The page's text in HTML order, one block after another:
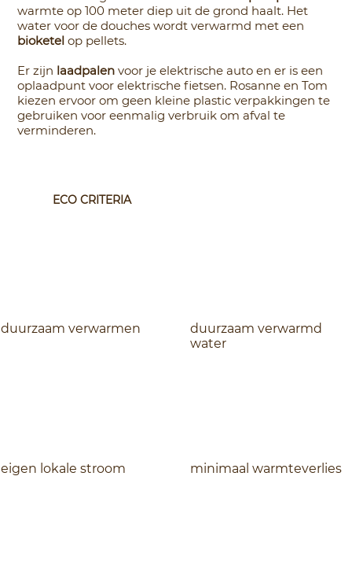
duurzaam verwarmen
duurzaam verwarmd
water
eigen lokale stroom minimaal warmteverlies
warmte op 100 meter diep uit de grond haalt. Het
water voor de douches wordt verwarmd met een
bioketelop pellets.
Er zijn laadpalenvoor je elektrische auto en er is een
oplaadpunt voor elektrische fietsen. Rosanne en Tom
kiezen ervoor om geen kleine plastic verpakkingen te
gebruiken voor eenmalig verbruik om afval te
verminderen.
ECO CRITERIA